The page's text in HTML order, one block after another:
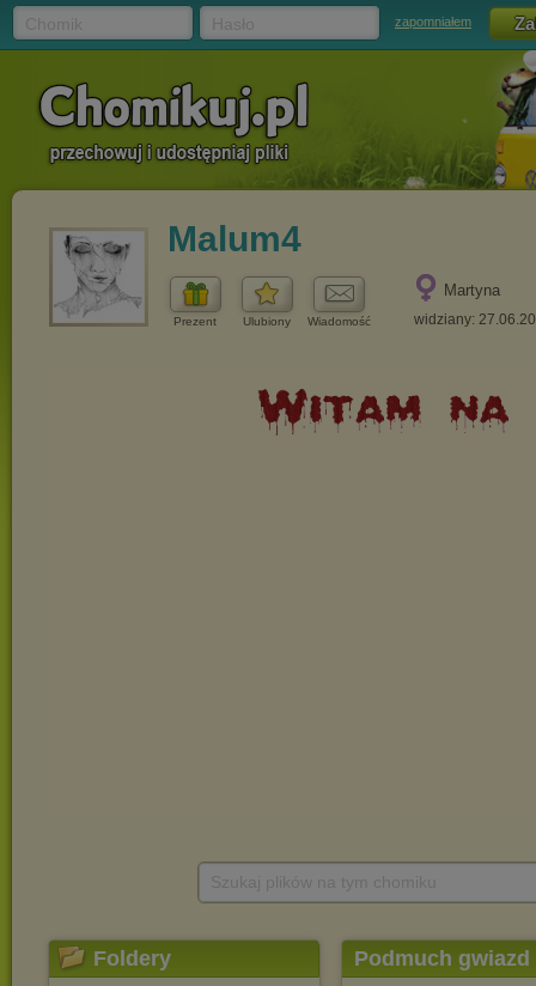
zapomniałem
Malum4
Prezent Ulubiony Wiadomość
Martyna
widziany:
Foldery Podmuch gwiazd